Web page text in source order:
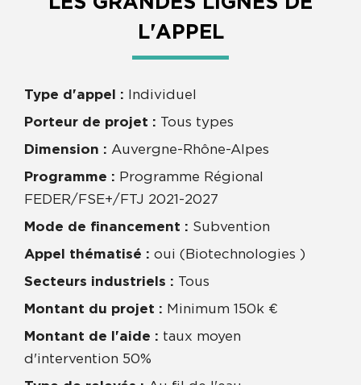
L'APPEL
Type d'appel : Individuel
Porteur de projet : Tous types
Dimension : Auvergne-Rhône-Alpes
Programme : Programme Régional
FEDER/FSE+/FTJ 2021-2027
Mode de financement : Subvention
Appel thématisé : oui (Biotechnologies )
Secteurs industriels : Tous
Montant du projet : Minimum 150k €
Montant de l'aide : taux moyen
d'intervention 50%